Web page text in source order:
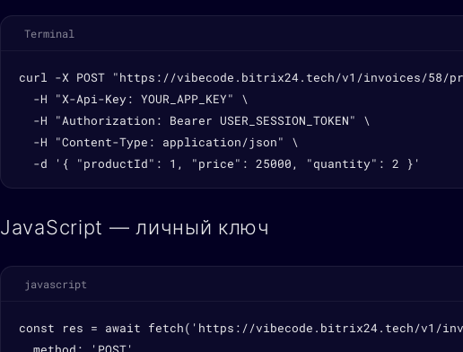
Terminal
curl -X POST "https://vibecode.bitrix24.tech/v1/invoices/58/
  -H "X-Api-Key: YOUR_APP_KEY" \
  -H "Authorization: Bearer USER_SESSION_TOKEN" \
  -H "Content-Type: application/json" \
  -d '{ "productId": 1, "price": 25000, "quantity": 2 }'
JavaScript — личный ключ
javascript
const res = await fetch('https://vibecode.bitrix24.tech/v1/